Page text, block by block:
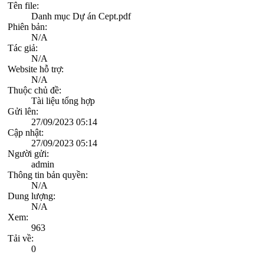
Tên file:
Danh mục Dự án Cept.pdf
Phiên bản:
N/A
Tác giả:
N/A
Website hỗ trợ:
N/A
Thuộc chủ đề:
Tài liệu tổng hợp
Gửi lên:
27/09/2023 05:14
Cập nhật:
27/09/2023 05:14
Người gửi:
admin
Thông tin bản quyền:
N/A
Dung lượng:
N/A
Xem:
963
Tải về:
0